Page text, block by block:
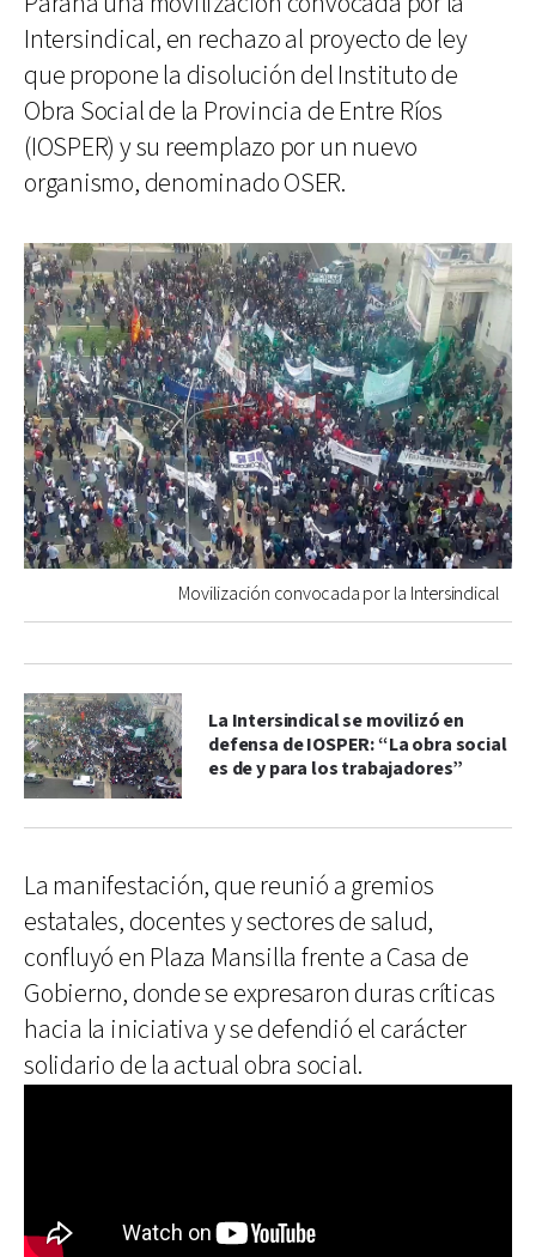
Intersindical, en rechazo al proyecto de ley
que propone la disolución del Instituto de
Obra Social de la Provincia de Entre Ríos
(IOSPER) y su reemplazo por un nuevo
organismo, denominado OSER.
Movilización convocada por la Intersindical
La Intersindical se movilizó en
defensa de IOSPER: “La obra social
es de y para los trabajadores”
La manifestación, que reunió a gremios
estatales, docentes y sectores de salud,
confluyó en Plaza Mansilla frente a Casa de
Gobierno, donde se expresaron duras críticas
hacia la iniciativa y se defendió el carácter
solidario de la actual obra social.